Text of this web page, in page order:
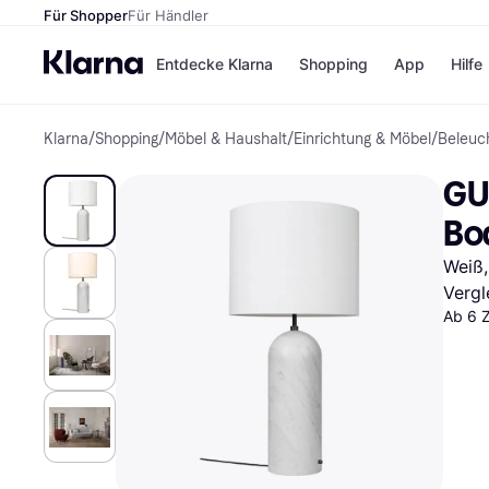
Für ShopperFür Händler
Entdecke Klarna
Zahlungsmethoden
Bezahle in 3
Bezahle in bis zu 30
Shopping
Shops
eBay
Temu
SHEIN
App Hilfe
Klarna/Shopping/Möbel & Haushalt/Einrichtung & Möbel /
Ab 6